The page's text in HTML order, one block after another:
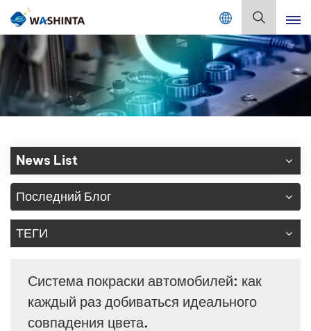
Mix Color Online
English
Français
Deutsch
Русский
Español
Português
日本語
한국어
News List
Последний Блог
ТЕГИ
Система покраски автомобилей: как
каждый раз добиваться идеального
совпадения цвета.